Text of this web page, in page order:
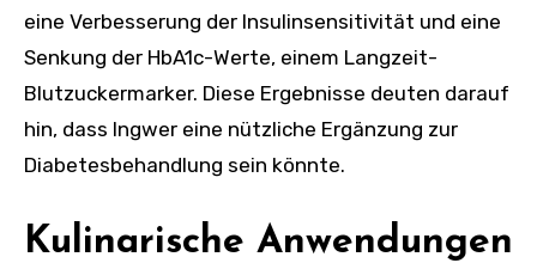
eine Verbesserung der Insulinsensitivität und eine
Senkung der HbA1c-Werte, einem Langzeit-
Blutzuckermarker. Diese Ergebnisse deuten darauf
hin, dass Ingwer eine nützliche Ergänzung zur
Diabetesbehandlung sein könnte.
Kulinarische Anwendungen